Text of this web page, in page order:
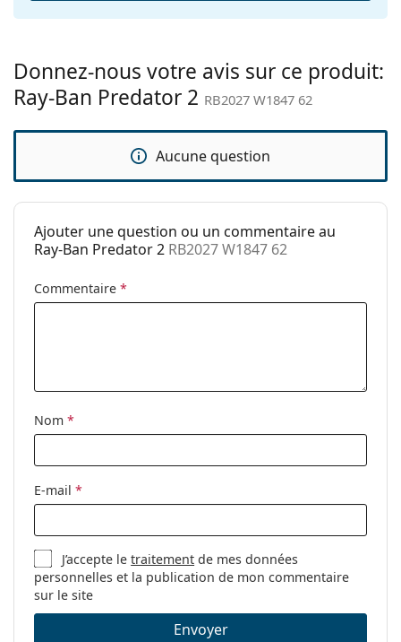
Étui:
Oui
nettoyage:
Autres
Lunettes de soleil
Marque:
Ray-Ban
Code:
RB2027 W1847 62
correction:
Donnez-nous votre avis sur ce produit:
Ray-Ban Predator 2 RB2027 W1847 62
Aucune question
Ajouter une question ou un commentaire au
Ray-Ban Predator 2 RB2027 W1847 62
Commentaire *
Nom *
E-mail *
J’accepte letraitement de mes données
personnelles et la publication de mon commentaire
sur le site
Envoyer